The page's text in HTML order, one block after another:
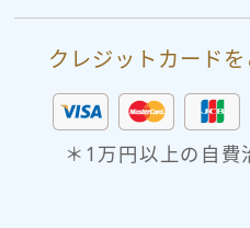
クレジットカード
＊1万円以上の自